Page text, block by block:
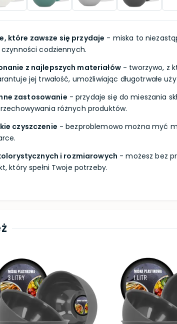
które zawsze się przydaje - miska to
czynności codziennych.
z najlepszych materiałów- tworzywo, z
jej trwałość, umożliwiając długotrwałe
zastosowanie - przydaje się do mieszania
różnych produktów.
czyszczenie - bezproblemowo można myć
i rozmiarowych - możesz bez
który spełni Twoje potrzeby.